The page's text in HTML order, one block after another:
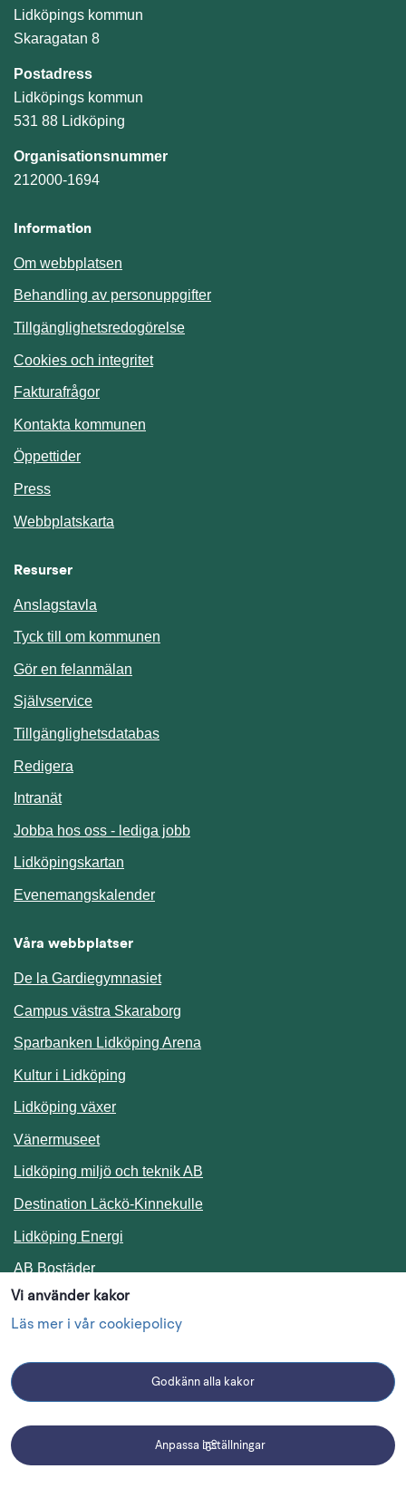
Vi använder kakor
Läs mer i vår cookiepolicy
Godkänn alla kakor
Anpassa inställningar
Lidköpings kommun
Skaragatan 8
Postadress
Lidköpings kommun
531 88 Lidköping
Organisationsnummer
212000-1694
Information
Om webbplatsen
Behandling av personuppgifter
Tillgänglighetsredogörelse
Cookies och integritet
Fakturafrågor
Kontakta kommunen
Öppettider
Press
Webbplatskarta
Resurser
Anslagstavla
Tyck till om kommunen
Gör en felanmälan
SjälvserviceLänk till annan webbplats.
TillgänglighetsdatabasLänk till annan webbplats.
Redigera
IntranätLänk till annan webbplats.
Jobba hos oss - lediga jobb
Lidköpingskartan
EvenemangskalenderLänk till annan webbplats.
Våra webbplatser
De la Gardiegymnasiet
Campus västra Skaraborg
Sparbanken Lidköping Arena
Kultur i Lidköping
Lidköping växer
Vänermuseet
Lidköping miljö och teknik AB
Destination Läckö-KinnekulleLänk till annan webbplats.
Lidköping Energi
AB BostäderLänk till annan webbplats.
Följ oss i sociala medier
Linkedin